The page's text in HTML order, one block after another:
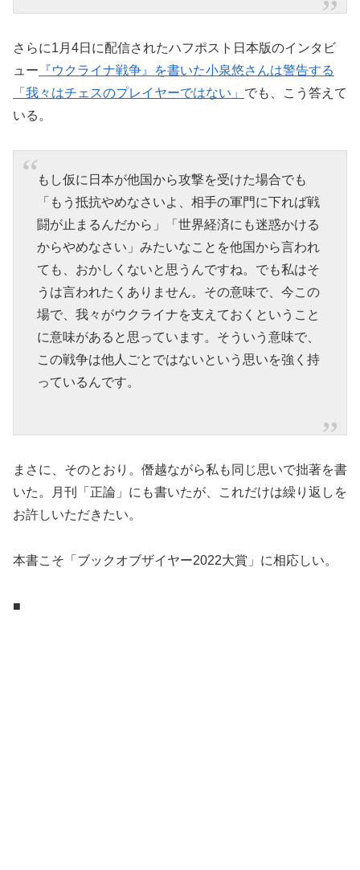
さらに1月4日に配信されたハフポスト日本版のインタビ
ュー 『ウクライナ戦争』を書いた小泉悠さんは警告する
「我々はチェスのプレイヤーではない」 でも、こう答えて
いる。
もし仮に日本が他国から攻撃を受けた場合でも
「もう抵抗やめなさいよ、相手の軍門に下れば戦
闘が止まるんだから」「世界経済にも迷惑かける
からやめなさい」みたいなことを他国から言われ
ても、おかしくないと思うんですね。でも私はそ
うは言われたくありません。その意味で、今この
場で、我々がウクライナを支えておくということ
に意味があると思っています。そういう意味で、
この戦争は他人ごとではないという思いを強く持
っているんです。
まさに、そのとおり。僭越ながら私も同じ思いで拙著を書
いた。月刊「正論」にも書いたが、これだけは繰り返しを
お許しいただきたい。
本書こそ「ブックオブザイヤー2022大賞」に相応しい。
■